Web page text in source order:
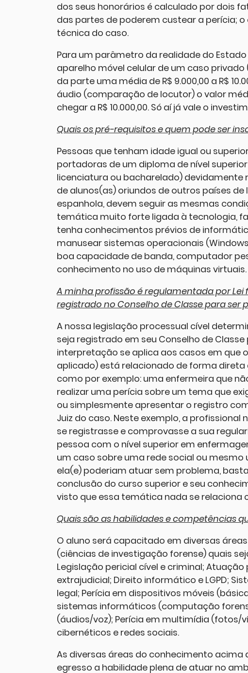
dos seus honorários é calculado por dois
das partes de poderem custear a perícia;
técnica do caso.
Para um parâmetro da realidade do Estado
aparelho móvel celular de um caso privado
da parte uma média de R$ 9.000,00 a R$
áudio (comparação de locutor) o valor
chegar a R$ 10.000,00. Só aí já vale o
Quais os pré-requisitos e quem pode ser
Pessoas que tenham idade igual ou
portadoras de um diploma de nível
licenciatura ou bacharelado) devidamente
de alunos(as) oriundos de outros países
espanhola, devem seguir as mesmas
temática muito forte ligada à tecnologia,
tenha conhecimentos prévios de
manusear sistemas operacionais
boa capacidade de banda, computador
conhecimento no uso de máquinas virtuais.
A minha profissão é regulamentada por Lei
registrado no Conselho de Classe para ser
A nossa legislação processual cível
seja registrado em seu Conselho de
interpretação se aplica aos casos em que
aplicado) está relacionado de forma
como por exemplo: uma enfermeira que
realizar uma perícia sobre um tema que
ou simplesmente apresentar o registro
Juiz do caso. Neste exemplo, a profissional
se registrasse e comprovasse a sua
pessoa com o nível superior em
um caso sobre uma rede social ou mesmo
ela(e) poderiam atuar sem problema,
conclusão do curso superior e seu
visto que essa temática nada se relaciona
Quais são as habilidades e competências
O aluno será capacitado em diversas
(ciências de investigação forense) quais
Legislação pericial cível e criminal;
extrajudicial; Direito informático e LGPD;
legal; Perícia em dispositivos móveis
sistemas informáticos (computação
(áudios/voz); Perícia em multimídia (fotos/
cibernéticos e redes sociais.
As diversas áreas do conhecimento acima
egresso a habilidade plena de atuar no